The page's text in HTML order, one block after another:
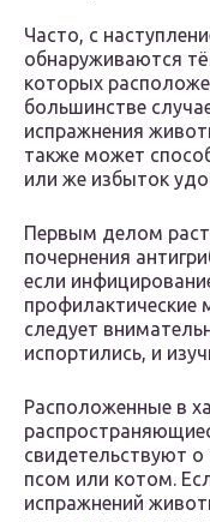
Часто, с
обнаруживаются
которых
большинстве
испражнения
также может
или же избыток
Первым делом
почернения
если
следует
испортились, и
Расположенные в
свидетельствуют
псом или котом.
испражнений